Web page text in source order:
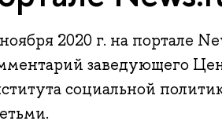
2020 г. на портале
заведующего
социальной